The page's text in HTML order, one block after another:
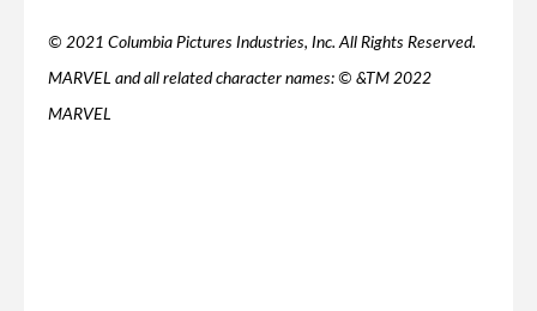
© 2021 Columbia Pictures Industries, Inc. All Rights Reserved.
MARVEL and all related character names: © &TM 2022
MARVEL